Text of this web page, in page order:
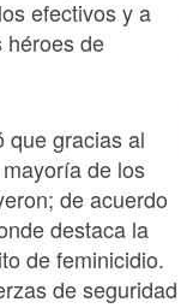
efectivos y a
héroes de
que gracias al
de los
de acuerdo
destaca la
de feminicidio.
de seguridad